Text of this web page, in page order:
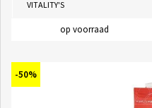
VITALITY'S
op voorraad
-50%